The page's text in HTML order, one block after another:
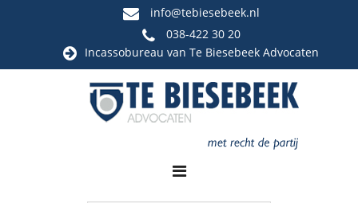
info@tebiesebeek.nl
038-422 30 20
Incassobureau van Te Biesebeek Advocaten